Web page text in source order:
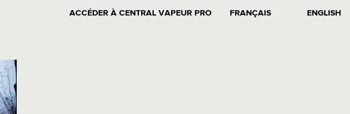
ACCÉDER À CENTRAL VAPEUR PRO FRANÇAIS ENGLISH